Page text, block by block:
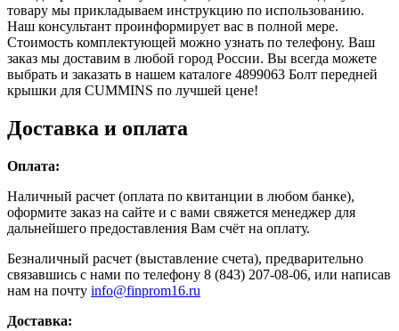
товару мы прикладываем инструкцию по использованию.
Наш консультант проинформирует вас в полной мере.
Стоимость комплектующей можно узнать по телефону. Ваш
заказ мы доставим в любой город России. Вы всегда можете
выбрать и заказать в нашем каталоге 4899063 Болт передней
крышки для CUMMINS по лучшей цене!
Доставка и оплата
Оплата:
Наличный расчет (оплата по квитанции в любом банке),
оформите заказ на сайте и с вами свяжется менеджер для
дальнейшего предоставления Вам счёт на оплату.
Безналичный расчет (выставление счета), предварительно
связавшись с нами по телефону 8 (843) 207-08-06, или написав
нам на почту info@finprom16.ru
Доставка: